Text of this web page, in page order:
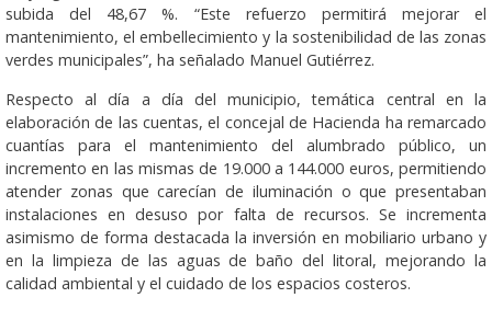
subida del 48,67 %. “Este refuerzo permitirá mejorar el
mantenimiento, el embellecimiento y la sostenibilidad de las zonas
verdes municipales”, ha señalado Manuel Gutiérrez.
Respecto al día a día del municipio, temática central en la
elaboración de las cuentas, el concejal de Hacienda ha remarcado
cuantías para el mantenimiento del alumbrado público, un
incremento en las mismas de 19.000 a 144.000 euros, permitiendo
atender zonas que carecían de iluminación o que presentaban
instalaciones en desuso por falta de recursos. Se incrementa
asimismo de forma destacada la inversión en mobiliario urbano y
en la limpieza de las aguas de baño del litoral, mejorando la
calidad ambiental y el cuidado de los espacios costeros.